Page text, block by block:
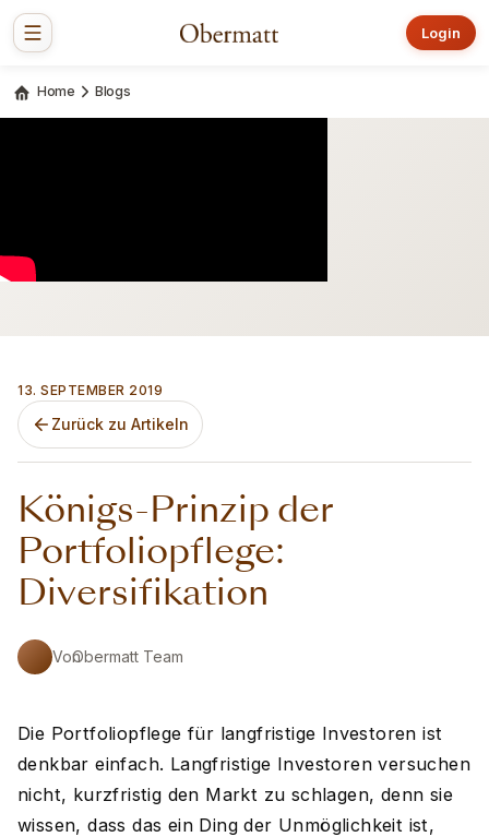
Login
Home Blogs
13. SEPTEMBER 2019
Zurück zu Artikeln
Königs-Prinzip der
Portfoliopflege:
Diversifikation
VonObermatt Team
Die Portfoliopflege für langfristige Investoren ist
denkbar einfach. Langfristige Investoren versuchen
nicht, kurzfristig den Markt zu schlagen, denn sie
wissen, dass das ein Ding der Unmöglichkeit ist,